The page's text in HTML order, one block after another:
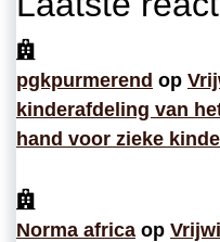
pgkpurmerend op
kinderafdeling van
hand voor zieke
Norma africa op